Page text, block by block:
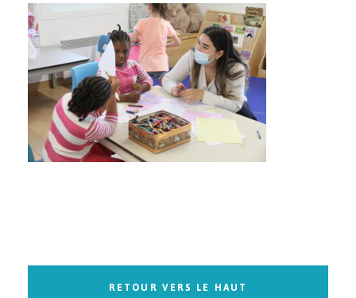
RETOUR VERS LE HAUT